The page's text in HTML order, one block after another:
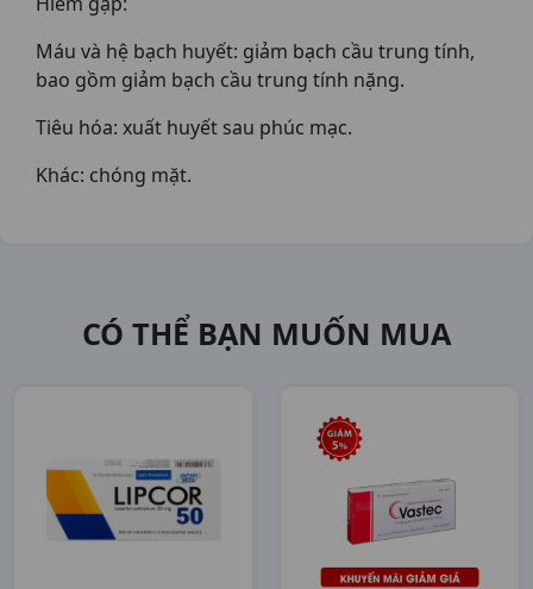
Máu và hệ bạch huyết: giảm bạch cầu trung tính,
bao gồm giảm bạch cầu trung tính nặng.
Tiêu hóa: xuất huyết sau phúc mạc.
Khác: chóng mặt.
CÓ THỂ BẠN MUỐN MUA